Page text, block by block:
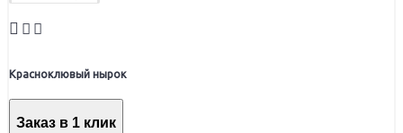
Красноклювый нырок
Заказ в 1 клик